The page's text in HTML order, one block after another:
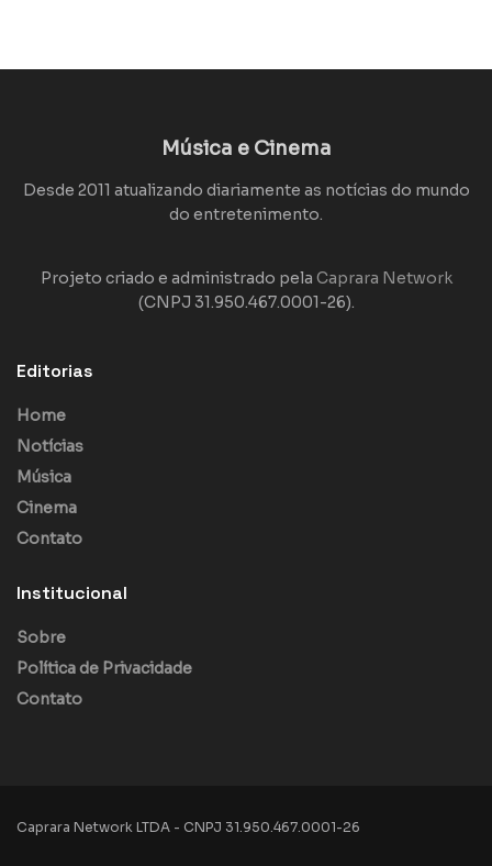
Música e Cinema
Desde 2011 atualizando diariamente as notícias do mundo
do entretenimento.
Projeto criado e administrado pela Caprara Network
(CNPJ 31.950.467.0001-26).
Editorias
Home
Notícias
Música
Cinema
Contato
Institucional
Sobre
Política de Privacidade
Contato
Caprara Network LTDA - CNPJ 31.950.467.0001-26